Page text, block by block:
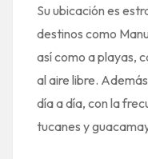
Su ubicación es
destinos como
así como a playas,
al aire libre.
día a día, con la
tucanes y